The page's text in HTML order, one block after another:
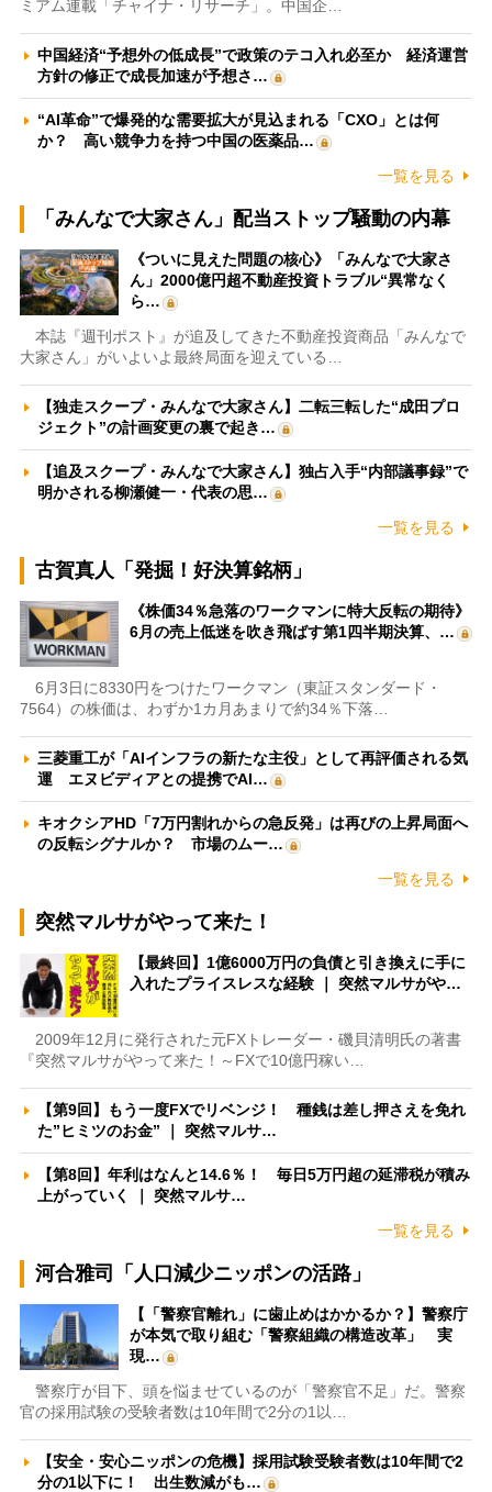
ミアム連載「チャイナ・リサーチ」。中国企…
中国経済“予想外の低成長”で政策のテコ入れ必至か 経済運営
方針の修正で成長加速が予想さ…
“AI革命”で爆発的な需要拡大が見込まれる「CXO」とは何
か？ 高い競争力を持つ中国の医薬品…
一覧を見る
「みんなで大家さん」配当ストップ騒動の内幕
《ついに見えた問題の核心》「みんなで大家さ
ん」2000億円超不動産投資トラブル“異常なく
ら…
本誌『週刊ポスト』が追及してきた不動産投資商品「みんなで
大家さん」がいよいよ最終局面を迎えている…
【独走スクープ・みんなで大家さん】二転三転した“成田プロ
ジェクト”の計画変更の裏で起き…
【追及スクープ・みんなで大家さん】独占入手“内部議事録”で
明かされる柳瀬健一・代表の思…
一覧を見る
古賀真人「発掘！好決算銘柄」
《株価34％急落のワークマンに特大反転の期待》
6月の売上低迷を吹き飛ばす第1四半期決算、…
6月3日に8330円をつけたワークマン（東証スタンダード・
7564）の株価は、わずか1カ月あまりで約34％下落…
三菱重工が「AIインフラの新たな主役」として再評価される気
運 エヌビディアとの提携でAI…
キオクシアHD「7万円割れからの急反発」は再びの上昇局面へ
の反転シグナルか？ 市場のムー…
一覧を見る
突然マルサがやって来た！
【最終回】1億6000万円の負債と引き換えに手に
入れたプライスレスな経験 ｜ 突然マルサがや…
2009年12月に発行された元FXトレーダー・磯貝清明氏の著書
『突然マルサがやって来た！～FXで10億円稼い…
【第9回】もう一度FXでリベンジ！ 種銭は差し押さえを免れ
た”ヒミツのお金” ｜ 突然マルサ…
【第8回】年利はなんと14.6％！ 毎日5万円超の延滞税が積み
上がっていく ｜ 突然マルサ…
一覧を見る
河合雅司「人口減少ニッポンの活路」
【「警察官離れ」に歯止めはかかるか？】警察庁
が本気で取り組む「警察組織の構造改革」 実
現…
警察庁が目下、頭を悩ませているのが「警察官不足」だ。警察
官の採用試験の受験者数は10年間で2分の1以…
【安全・安心ニッポンの危機】採用試験受験者数は10年間で2
分の1以下に！ 出生数減がも…